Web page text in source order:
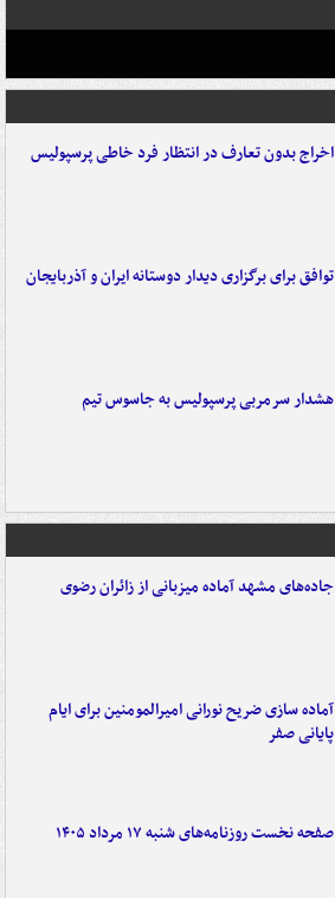
اخراج بدون تعارف در انتظار فرد خاطی پرسپولیس
توافق برای برگزاری دیدار دوستانه ایران و آذربایجان
هشدار سرمربی پرسپولیس به جاسوس تیم
جاده‌های مشهد آماده میزبانی از زائران رضوی
آماده سازی ضریح نورانی امیرالمومنین برای ایام
پایانی صفر
صفحه نخست روزنامه‌های شنبه ۱۷ مرداد ۱۴۰۵